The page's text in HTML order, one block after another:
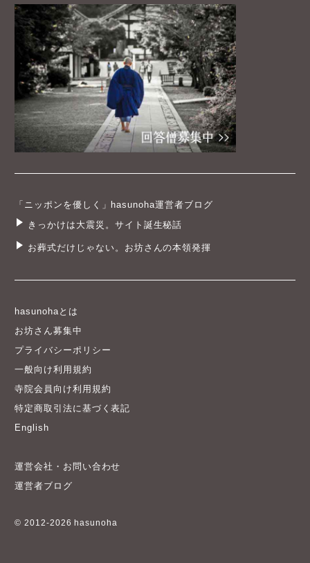
「ニッポンを優しく」hasunoha運営者ブログ
きっかけは大震災。サイト誕生秘話
お葬式だけじゃない。お坊さんの本領発揮
hasunohaとは
お坊さん募集中
プライバシーポリシー
一般向け利用規約
寺院会員向け利用規約
特定商取引法に基づく表記
English
運営会社・お問い合わせ
運営者ブログ
© 2012-2026 hasunoha